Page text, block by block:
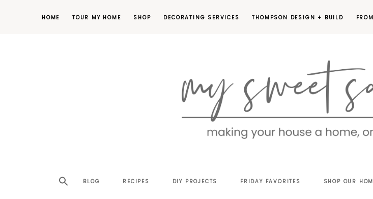
HOME TOUR MY HOME SHOP DECORATING SERVICES THOMPSON DESIGN + BUILD
SWEET
a
BLOG RECIPES DIY PROJECTS FRIDAY FAVORITES SHOP OUR